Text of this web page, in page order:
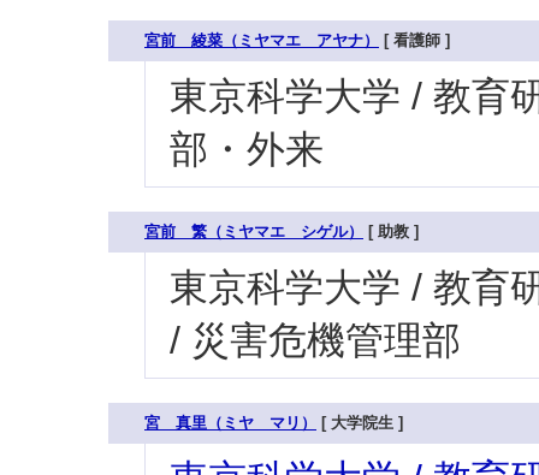
宮前 綾菜（ミヤマエ アヤナ） [ 看護師 ]
東京科学大学 / 教育
部・外来
宮前 繁（ミヤマエ シゲル） [ 助教 ]
東京科学大学 / 教育
/ 災害危機管理部
宮 真里（ミヤ マリ） [ 大学院生 ]